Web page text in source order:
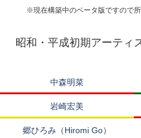
※現在構築中のベータ版ですので
昭和・平成初期アーティ
中森明菜
岩崎宏美
郷ひろみ（Hiromi Go）